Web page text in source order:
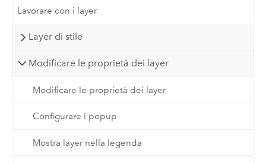
Lavorare con i layer
Layer di stile
Modificare le proprietà dei layer
Modificare le proprietà dei layer
Configurare i popup
Mostra layer nella legenda